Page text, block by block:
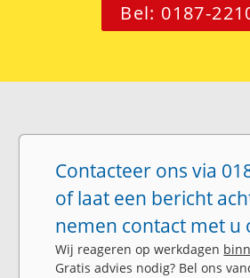
Bel: 0187-
Contacteer ons via
of laat een bericht
nemen contact met u
Wij reageren op werkdagen
Gratis advies nodig? Bel ons